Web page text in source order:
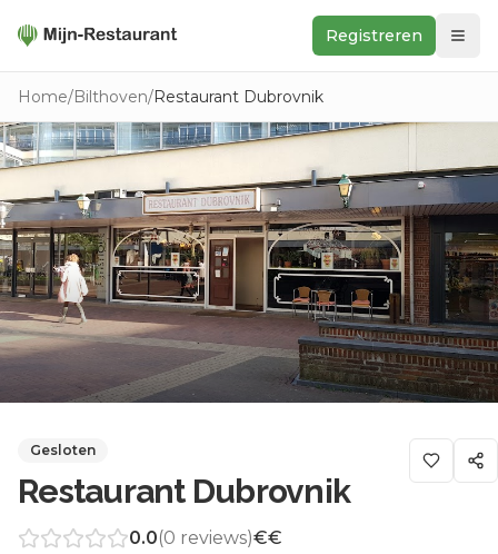
Registreren
Zoeken
In de buurt
Ontdek
Keukens
Foodwall
Reviews
Home/Bilthoven/Restaurant Dubrovnik
Gesloten
Restaurant Dubrovnik
0.0(0 reviews)€€